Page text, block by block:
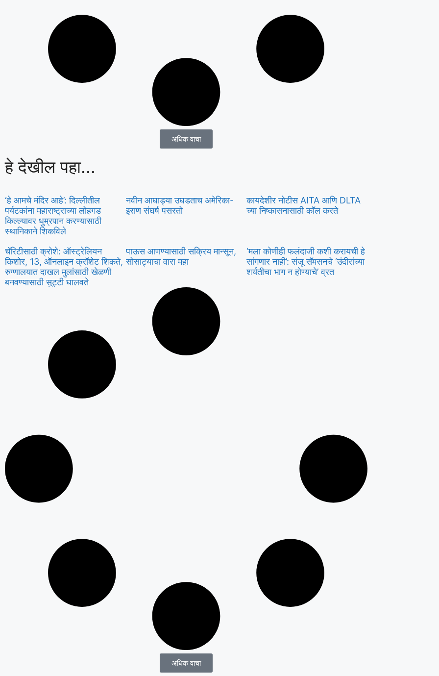
अधिक वाचा
हे देखील पहा...
‘हे आमचे मंदिर आहे’: दिल्लीतील
पर्यटकांना महाराष्ट्राच्या लोहगड
किल्ल्यावर धुम्रपान करण्यासाठी
स्थानिकाने शिकविले
नवीन आघाड्या उघडताच अमेरिका-
इराण संघर्ष पसरतो
कायदेशीर नोटीस AITA आणि DLTA
च्या निष्कासनासाठी कॉल करते
चॅरिटीसाठी क्रोशे: ऑस्ट्रेलियन
किशोर, 13, ऑनलाइन क्रॉशेट शिकते,
रुग्णालयात दाखल मुलांसाठी खेळणी
बनवण्यासाठी सुट्टी घालवते
पाऊस आणण्यासाठी सक्रिय मान्सून,
सोसाट्याचा वारा महा
‘मला कोणीही फलंदाजी कशी करायची हे
सांगणार नाही’: संजू सॅमसनचे ‘उंदीरांच्या
शर्यतीचा भाग न होण्याचे’ व्रत
अधिक वाचा